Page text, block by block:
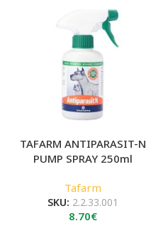
TAFARM ANTIPARASIT-N
PUMP SPRAY 250ml
Tafarm
SKU: 2.2.33.001
8.70€